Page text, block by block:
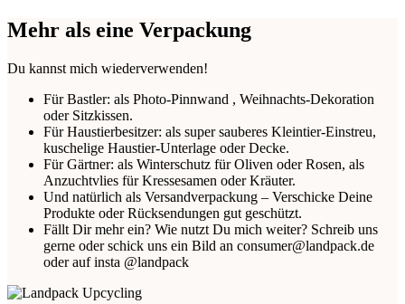
Mehr als eine Verpackung
Du kannst mich wiederverwenden!
Für Bastler: als Photo-Pinnwand , Weihnachts-Dekoration
oder Sitzkissen.
Für Haustierbesitzer: als super sauberes Kleintier-Einstreu,
kuschelige Haustier-Unterlage oder Decke.
Für Gärtner: als Winterschutz für Oliven oder Rosen, als
Anzuchtvlies für Kressesamen oder Kräuter.
Und natürlich als Versandverpackung – Verschicke Deine
Produkte oder Rücksendungen gut geschützt.
Fällt Dir mehr ein? Wie nutzt Du mich weiter? Schreib uns
gerne oder schick uns ein Bild an consumer@landpack.de
oder auf insta @landpack